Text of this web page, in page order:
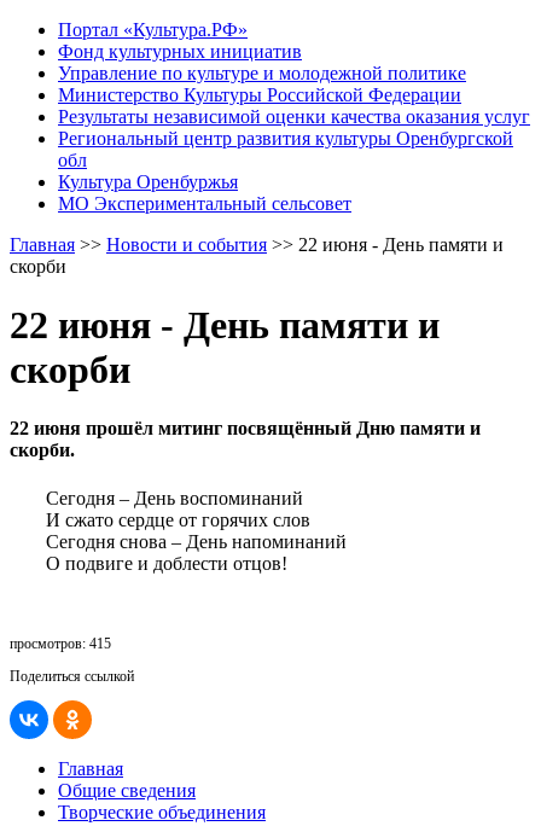
Портал «Культура.РФ»
Фонд культурных инициатив
Управление по культуре и молодежной политике
Министерство Культуры Российской Федерации
Результаты независимой оценки качества оказания услуг
Региональный центр развития культуры Оренбургской
обл
Культура Оренбуржья
МО Экспериментальный сельсовет
Главная >> Новости и события >> 22 июня - День памяти и
скорби
22 июня - День памяти и
скорби
22 июня прошёл митинг посвящённый Дню памяти и
скорби.
Сегодня – День воспоминаний
И сжато сердце от горячих слов
Сегодня снова – День напоминаний
О подвиге и доблести отцов!
просмотров: 415
Поделиться ссылкой
Главная
Общие сведения
Творческие объединения